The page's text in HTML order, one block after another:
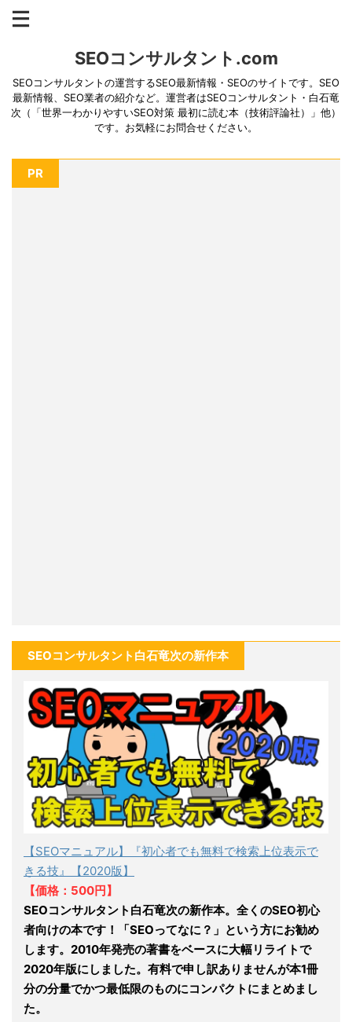
SEOコンサルタント.com
SEOコンサルタントの運営するSEO最新情報・SEOのサイトです。SEO
最新情報、SEO業者の紹介など。運営者はSEOコンサルタント・白石竜
次（「世界一わかりやすいSEO対策 最初に読む本（技術評論社）」他）
です。お気軽にお問合せください。
PR
SEOコンサルタント白石竜次の新作本
【SEOマニュアル】『初心者でも無料で検索上位表示で
きる技』【2020版】
【価格：500円】
SEOコンサルタント白石竜次の新作本。全くのSEO初心
者向けの本です！「SEOってなに？」という方にお勧め
します。2010年発売の著書をベースに大幅リライトで
2020年版にしました。有料で申し訳ありませんが本1冊
分の分量でかつ最低限のものにコンパクトにまとめまし
た。